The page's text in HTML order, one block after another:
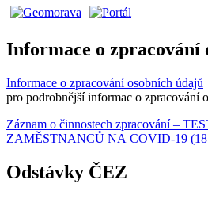
Informace o zpracování
Informace o zpracování osobních údajů
pro podrobnější informac o zpracování
Záznam o činnostech zpracování –
ZAMĚSTNANCŮ NA COVID-19
Odstávky ČEZ